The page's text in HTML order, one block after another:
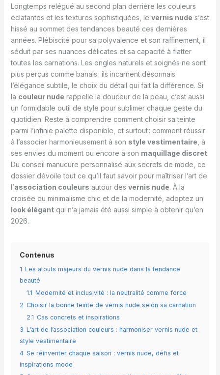
Longtemps relégué au second plan derrière les couleurs
éclatantes et les textures sophistiquées, le vernis nude s’est
hissé au sommet des tendances beauté ces dernières
années. Plébiscité pour sa polyvalence et son raffinement, il
séduit par ses nuances délicates et sa capacité à flatter
toutes les carnations. Les ongles naturels et soignés ne sont
plus perçus comme banals : ils incarnent désormais
l’élégance subtile, le choix du détail qui fait la différence. Si
la couleur nude rappelle la douceur de la peau, c’est aussi
un formidable outil de style pour sublimer chaque geste du
quotidien. Reste à comprendre comment choisir sa teinte
parmi l’infinie palette disponible, et surtout : comment réussir
à l’associer harmonieusement à son style vestimentaire , à
ses envies du moment ou encore à son maquillage discret.
Du conseil manucure personnalisé aux secrets de mode, ce
dossier dévoile tout ce qu’il faut savoir pour maîtriser l’art de
l’association couleurs autour des vernis nude. À la
croisée du minimalisme chic et de la modernité, adoptez un
look élégantqui n’a jamais été aussi simple à obtenir qu’en
2026.
Contenus
1 Les atouts majeurs du vernis nude dans la tendance
beauté
1.1 Modernité et inclusivité : la neutralité comme force
2 Choisir la bonne teinte de vernis nude selon sa carnation
2.1 Cas concrets et inspirations
3 L’art de l’association couleurs : harmoniser vernis nude et
style vestimentaire
4 Se réinventer chaque saison : vernis nude, défis et
inspirations mode